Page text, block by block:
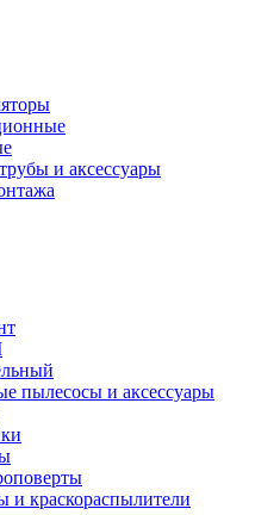
и аксессуары
пылесосы и аксессуары
и краскораспылители